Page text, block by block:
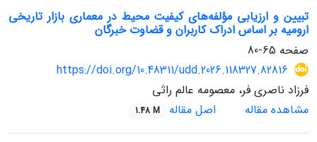
تبیین و ارزیابی مؤلفه‌های کیفیت محیط در معماری بازار تاریخی
ارومیه بر اساس ادراک کاربران و قضاوت خبرگان
صفحه 65-80
https://doi.org/10.48311/udd.2026.118327.82816
فرزاد ناصری فر، معصومه عالم راثی
مشاهده مقاله
اصل مقاله 1.48 M